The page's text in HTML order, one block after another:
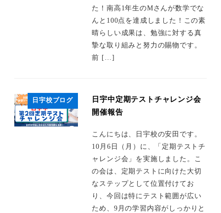
た！南高1年生のMさんが数学でな
んと100点を達成しました！この素
晴らしい成果は、勉強に対する真
摯な取り組みと努力の賜物です。
前 […]
日宇校ブログ
日宇中定期テストチャレンジ会
開催報告
こんにちは、日宇校の安田です。
10月6日（月）に、「定期テストチ
ャレンジ会」を実施しました。こ
の会は、定期テストに向けた大切
なステップとして位置付けてお
り、今回は特にテスト範囲が広い
ため、9月の学習内容がしっかりと